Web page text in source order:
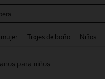
mujer Trajes de baño Niños
para niños